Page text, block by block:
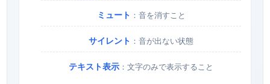
ミュート ：音を消すこと
サイレント ：音が出ない状態
テキスト表示 ：文字のみで表示すること